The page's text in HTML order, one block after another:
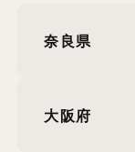
奈良県
大阪府